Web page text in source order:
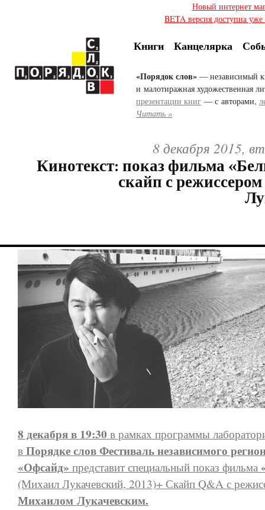
Новый интернет
BETA версия доступна
Книги Канцелярка
«Порядок слов» — независимый
и малотиражная художественная
презентации книг — с авторами,
Читать »
8 декабря 2015,
Кинотекст: показ фильма
скайп с
8 декабря в 19:30 в рамках программы
в Порядке слов Фестиваль независимого
«Офсайд» представит специальный показ фильма
(Михаил Лукачевский, 2013)+ Скайп Q&A с
Михаилом Лукачевским.